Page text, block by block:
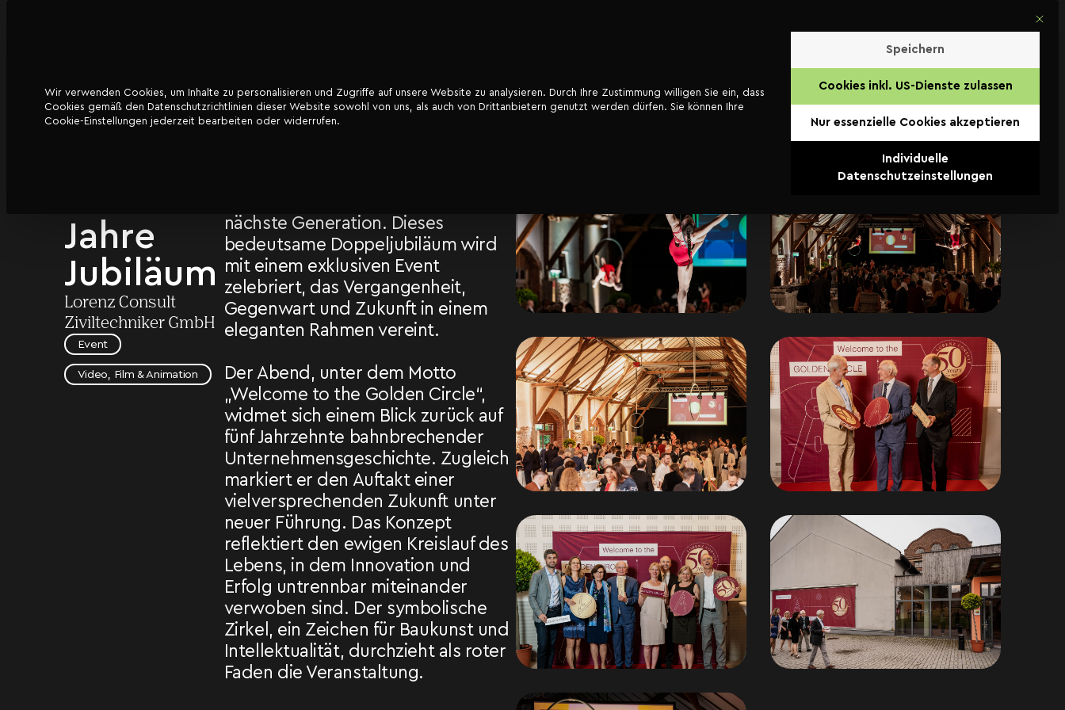
Lorenz
Jahre
Jubiläum
Lorenz Consult
Ziviltechniker GmbH
Event
Video, Film & Animation
Lorenz Consult, ein Pionier der
nächste Generation. Dieses
bedeutsame Doppeljubiläum wird
mit einem exklusiven Event
zelebriert, das Vergangenheit,
Gegenwart und Zukunft in einem
eleganten Rahmen vereint.
Der Abend, unter dem Motto
„Welcome to the Golden Circle“,
widmet sich einem Blick zurück auf
fünf Jahrzehnte bahnbrechender
Unternehmensgeschichte. Zugleich
markiert er den Auftakt einer
vielversprechenden Zukunft unter
neuer Führung. Das Konzept
reflektiert den ewigen Kreislauf des
Lebens, in dem Innovation und
Erfolg untrennbar miteinander
verwoben sind. Der symbolische
Zirkel, ein Zeichen für Baukunst und
Intellektualität, durchzieht als roter
Faden die Veranstaltung.
Mit
DATENSCHUTZ
Wir verwenden Cookies, um Inhalte zu personalisieren und Zugriffe auf unsere Website zu analysieren. Durch Ihre Zustimmung willigen Sie ein, dass
Cookies gemäß den Datenschutzrichtlinien dieser Website sowohl von uns, als auch von Drittanbietern genutzt werden dürfen. Sie können Ihre
Cookie-Einstellungen jederzeit bearbeiten oder widerrufen.
Speichern
Cookies inkl. US-Dienste zulassen
Nur essenzielle Cookies akzeptieren
Individuelle
Datenschutzeinstellungen